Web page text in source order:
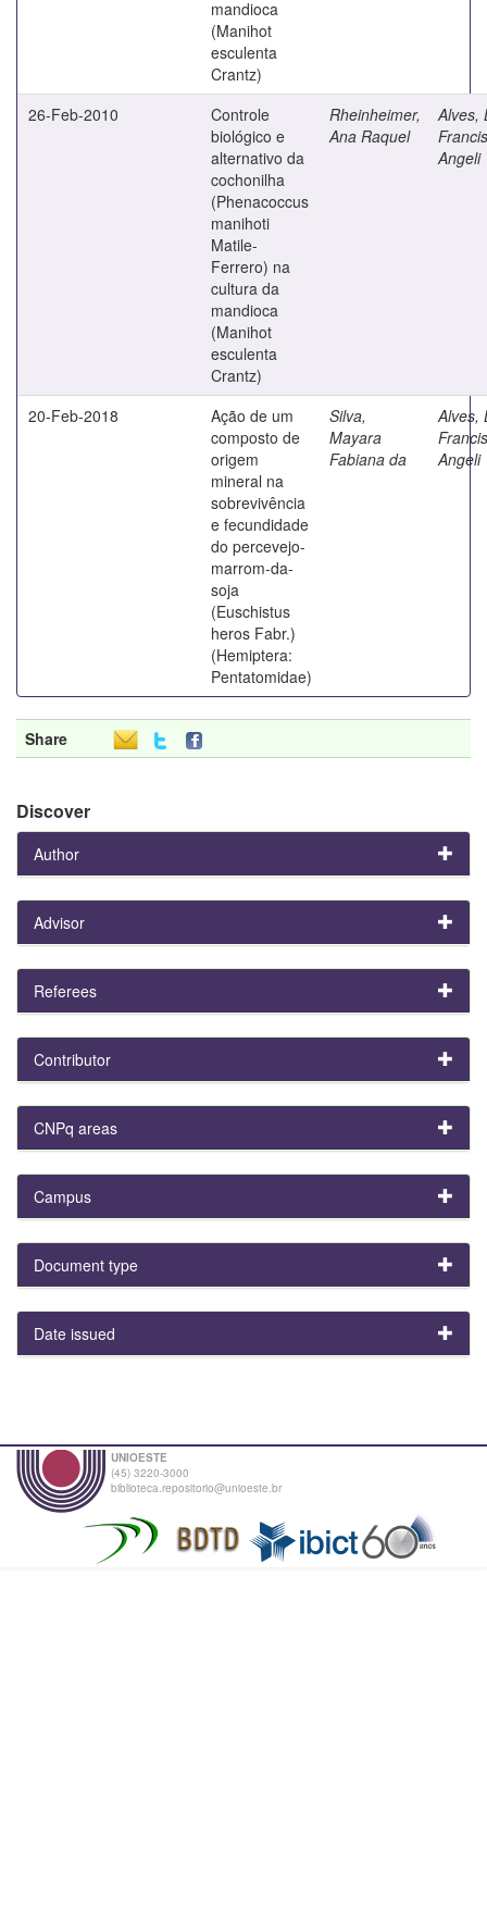
mandioca
(Manihot
esculenta
Crantz)
26-Feb-2010
Controle
biológico e
alternativo da
cochonilha
(Phenacoccus
manihoti
Matile-
Ferrero) na
cultura da
mandioca
(Manihot
esculenta
Crantz)
Rheinheimer,
Ana Raquel
Alves,
Angeli
20-Feb-2018
Ação de um
composto de
origem
mineral na
sobrevivência
e fecundidade
do percevejo-
marrom-da-
soja
(Euschistus
heros Fabr.)
(Hemiptera:
Pentatomidae)
Silva,
Mayara
Fabiana da
Alves,
Angeli
Share
Discover
Author
Advisor
Referees
Contributor
CNPq areas
Campus
Document type
Date issued
UNIOESTE
(45) 3220-3000
biblioteca.repositorio@unioeste.br